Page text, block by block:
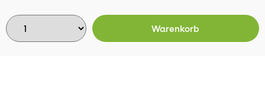
Warenkorb